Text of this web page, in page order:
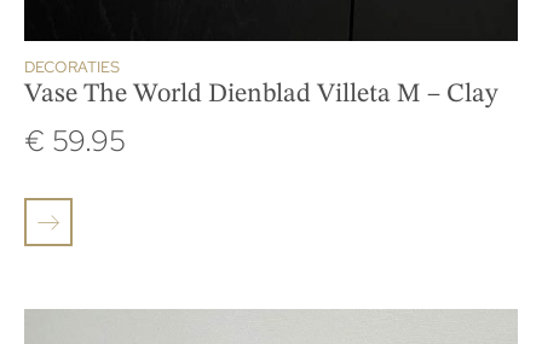
DECORATIES
Vase The World Dienblad Villeta M – Clay
€ 59.95